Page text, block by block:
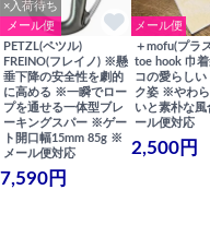
×入荷待ち
メール便
PETZL(ペツル)
FREINO(フレイノ) ※懸
垂下降の安全性を劇的
に高める ※一瞬でロー
プを通せる一体型ブレ
ーキングスパー ※ゲー
ト開口幅15mm 85g ※
メール便対応
7,590円
メール便
＋mofu(プラ
toe hook 巾
コの愛らしい
ク姿 ※やわ
いと素朴な
ール便対応
2,500円